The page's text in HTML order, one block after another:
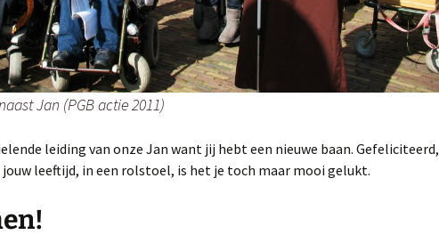
Jan (PGB actie 2011)
leiding van onze Jan want jij hebt een nieuwe baan. Gefeliciteerd,
jouw leeftijd, in een rolstoel, is het je toch maar mooi gelukt.